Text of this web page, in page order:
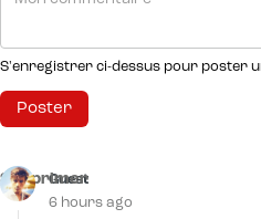
S'enregistrer ci-dessus pour poster
Guest
6 hours ago
Supprimer